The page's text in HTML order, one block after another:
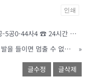
인쇄
[후불제/착한가격] 1:1 비밀수다 ☎ 06공-5공0-44사4 ☎ 24시간 풀대기 중
빨간비디오 | ✅구글검색 빠른주소✅ 한 번 발을 들이면 멈출 수 없는 탐닉의 시작점
»
글수정 글삭제